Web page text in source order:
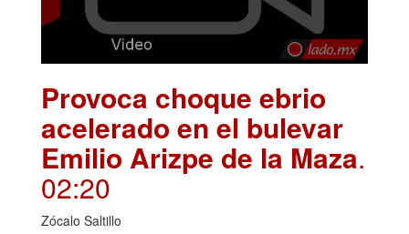
Provoca choque ebrio
acelerado en el bulevar
Emilio Arizpe de la Maza.
02:20
Zócalo Saltillo